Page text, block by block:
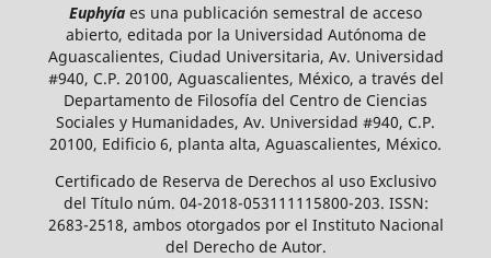
Euphyía es una publicación semestral de acceso
abierto, editada por la Universidad Autónoma de
Aguascalientes, Ciudad Universitaria, Av. Universidad
#940, C.P. 20100, Aguascalientes, México, a través del
Departamento de Filosofía del Centro de Ciencias
Sociales y Humanidades, Av. Universidad #940, C.P.
20100, Edificio 6, planta alta, Aguascalientes, México.
Certificado de Reserva de Derechos al uso Exclusivo
del Título núm. 04-2018-053111115800-203. ISSN:
2683-2518, ambos otorgados por el Instituto Nacional
del Derecho de Autor.